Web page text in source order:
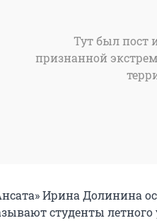
Тут был пост
признанной
Ирина Долинина
студенты